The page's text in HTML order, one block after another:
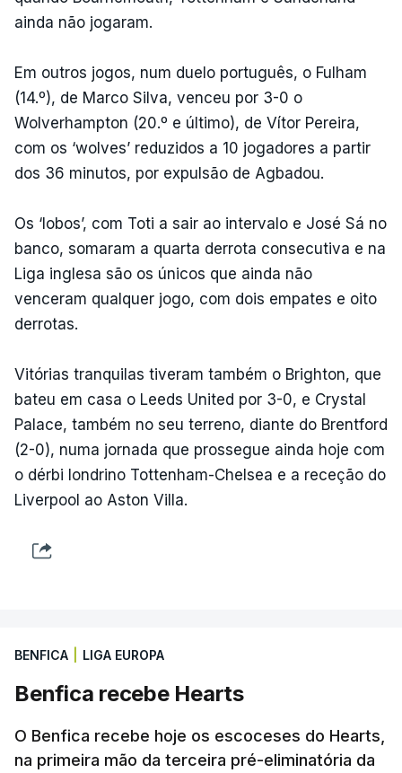
ainda não jogaram.
Em outros jogos, num duelo português, o Fulham
(14.º), de Marco Silva, venceu por 3-0 o
Wolverhampton (20.º e último), de Vítor Pereira,
com os ‘wolves’ reduzidos a 10 jogadores a partir
dos 36 minutos, por expulsão de Agbadou.
Os ‘lobos’, com Toti a sair ao intervalo e José Sá no
banco, somaram a quarta derrota consecutiva e na
Liga inglesa são os únicos que ainda não
venceram qualquer jogo, com dois empates e oito
derrotas.
Vitórias tranquilas tiveram também o Brighton, que
bateu em casa o Leeds United por 3-0, e Crystal
Palace, também no seu terreno, diante do Brentford
(2-0), numa jornada que prossegue ainda hoje com
o dérbi londrino Tottenham-Chelsea e a receção do
Liverpool ao Aston Villa.
BENFICA LIGA EUROPA
Benfica recebe Hearts
O Benfica recebe hoje os escoceses do Hearts,
na primeira mão da terceira pré-eliminatória da